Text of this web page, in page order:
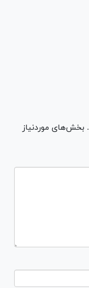
موردنیاز